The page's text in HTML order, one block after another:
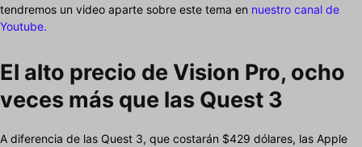
tendremos un video aparte sobre este tema en nuestro canal de
Youtube.
El alto precio de Vision Pro, ocho
veces más que las Quest 3
A diferencia de las Quest 3, que costarán $429 dólares, las Apple